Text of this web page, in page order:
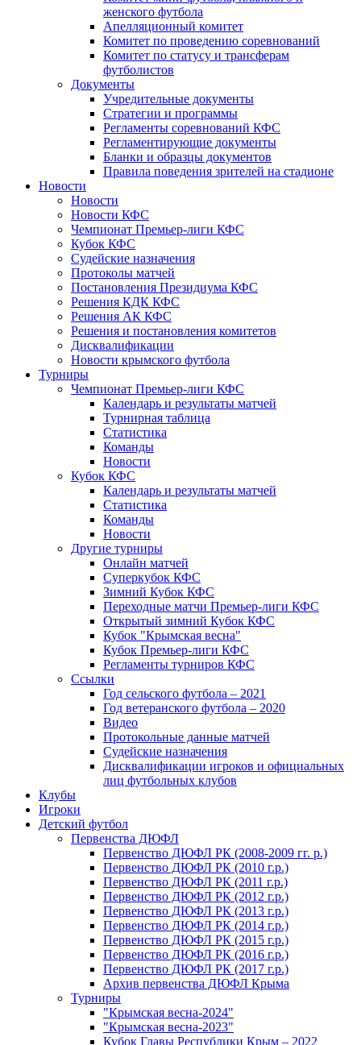
женского футбола
Апелляционный комитет
Комитет по проведению соревнований
Комитет по статусу и трансферам
футболистов
Документы
Учредительные документы
Стратегии и программы
Регламенты соревнований КФС
Регламентирующие документы
Бланки и образцы документов
Правила поведения зрителей на стадионе
Новости
Новости
Новости КФС
Чемпионат Премьер-лиги КФС
Кубок КФС
Судейские назначения
Протоколы матчей
Постановления Президиума КФС
Решения КДК КФС
Решения АК КФС
Решения и постановления комитетов
Дисквалификации
Новости крымского футбола
Турниры
Чемпионат Премьер-лиги КФС
Календарь и результаты матчей
Турнирная таблица
Статистика
Команды
Новости
Кубок КФС
Календарь и результаты матчей
Статистика
Команды
Новости
Другие турниры
Онлайн матчей
Суперкубок КФС
Зимний Кубок КФС
Переходные матчи Премьер-лиги КФС
Открытый зимний Кубок КФС
Кубок "Крымская весна"
Кубок Премьер-лиги КФС
Регламенты турниров КФС
Ссылки
Год сельского футбола – 2021
Год ветеранского футбола – 2020
Видео
Протокольные данные матчей
Судейские назначения
Дисквалификации игроков и официальных
лиц футбольных клубов
Клубы
Игроки
Детский футбол
Первенства ДЮФЛ
Первенство ДЮФЛ РК (2008-2009 гг. р.)
Первенство ДЮФЛ РК (2010 г.р.)
Первенство ДЮФЛ РК (2011 г.р.)
Первенство ДЮФЛ РК (2012 г.р.)
Первенство ДЮФЛ РК (2013 г.р.)
Первенство ДЮФЛ РК (2014 г.р.)
Первенство ДЮФЛ РК (2015 г.р.)
Первенство ДЮФЛ РК (2016 г.р.)
Первенство ДЮФЛ РК (2017 г.р.)
Архив первенства ДЮФЛ Крыма
Турниры
"Крымская весна-2024"
"Крымская весна-2023"
Кубок Главы Республики Крым – 2022